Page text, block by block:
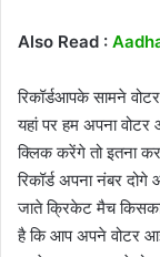
Also Read :
रिकॉर्डआपके सामने
यहां पर हम अपना
क्लिक करेंगे तो इतना
रिकॉर्ड अपना नंबर
जाते क्रिकेट मैच
है कि आप अपने वोटर